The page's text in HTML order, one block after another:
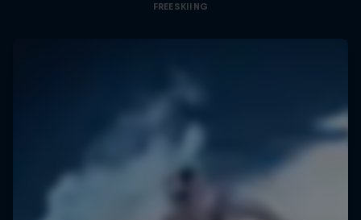
FREESKIING